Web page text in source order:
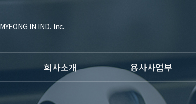
MYEONG IN IND. Inc.
회사소개
대표인사말
용사사업부
공정소개